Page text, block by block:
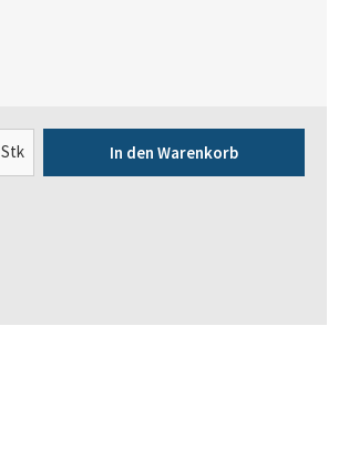
Stk In den Warenkorb